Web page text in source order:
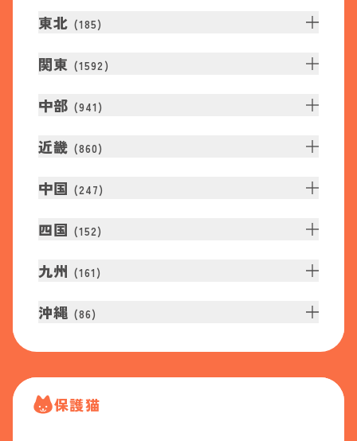
東北 (185)
関東 (1592 )
中部 (941 )
近畿 (860)
中国 (247)
四国 (152)
九州 (161 )
沖縄 (86)
保護猫